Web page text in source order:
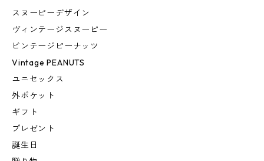
スヌーピーデザイン
ヴィンテージスヌーピー
ビンテージピーナッツ
Vintage PEANUTS
ユニセックス
外ポケット
ギフト
プレゼント
誕生日